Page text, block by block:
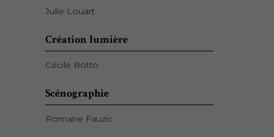
Julie Louart
Création lumière
Cécile Botto
Scénographie
Romane Fauzic